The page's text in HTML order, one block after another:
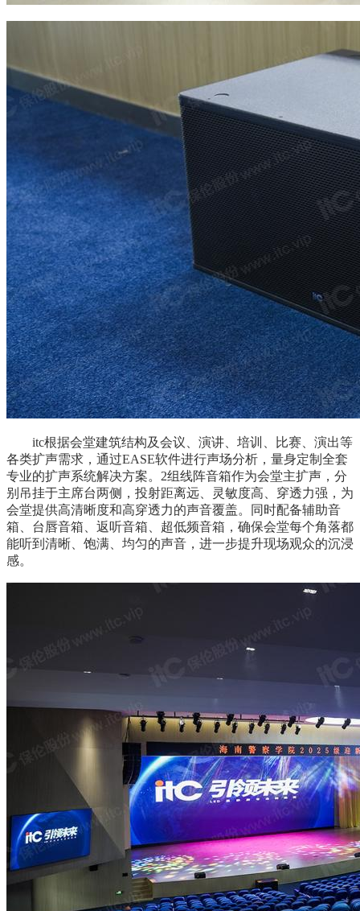
itc根据会堂建筑结构及会议、演讲、培训、比赛、演出等
各类扩声需求，通过EASE软件进行声场分析，量身定制全套
专业的扩声系统解决方案。2组线阵音箱作为会堂主扩声，分
别吊挂于主席台两侧，投射距离远、灵敏度高、穿透力强，为
会堂提供高清晰度和高穿透力的声音覆盖。同时配备辅助音
箱、台唇音箱、返听音箱、超低频音箱，确保会堂每个角落都
能听到清晰、饱满、均匀的声音，进一步提升现场观众的沉浸
感。